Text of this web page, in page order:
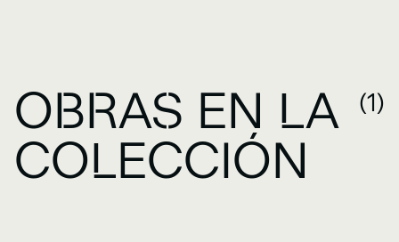
OBRAS EN LA
COLECCIÓN
(1)